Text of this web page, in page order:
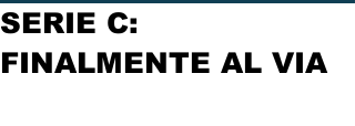
SERIE C:
FINALMENTE AL VIA